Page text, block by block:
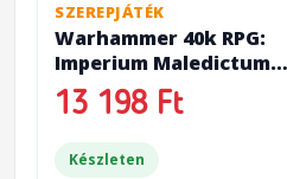
SZEREPJÁTÉK
Warhammer 40k RPG:
Imperium Maledictum
Inquisition Players
Guide
13 198 Ft
Készleten